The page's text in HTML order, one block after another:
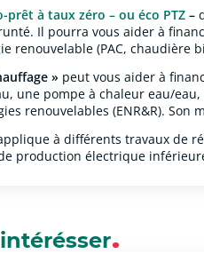
prêt à taux zéro – ou éco PTZ –
Il pourra vous aider à
renouvelable (PAC, chaudière
» peut vous aider à
une pompe à chaleur eau/
renouvelables (ENR&R). Son
à différents travaux de
production électrique